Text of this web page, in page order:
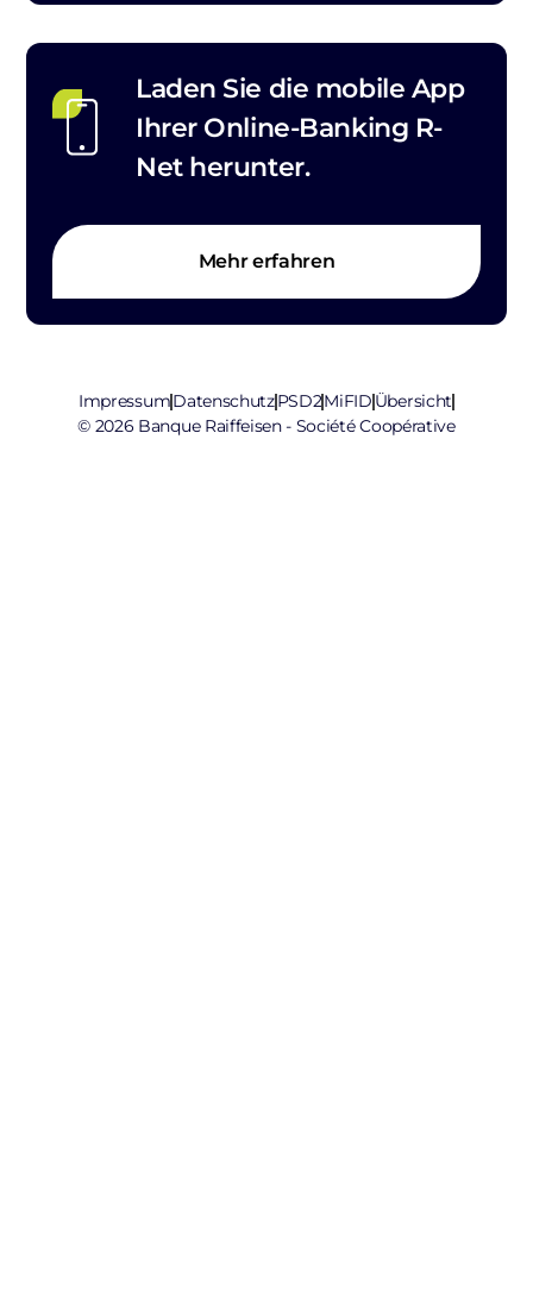
Laden Sie die mobile App
Ihrer Online-Banking R-
Net herunter.
Mehr erfahren
ImpressumDatenschutzPSD2MiFIDÜbersicht
© 2026 Banque Raiffeisen - Société Coopérative